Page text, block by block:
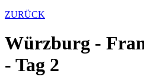
ZURÜCK
Würzburg -
- Tag 2